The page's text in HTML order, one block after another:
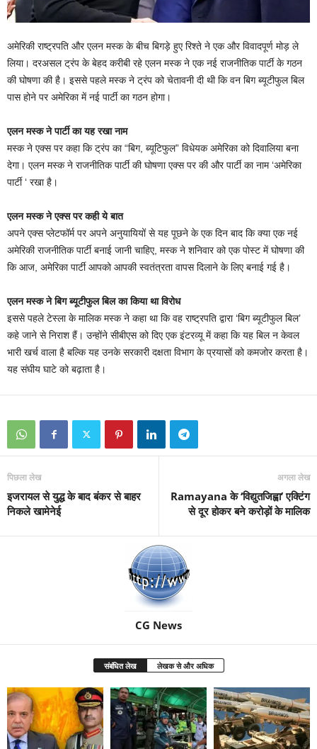
अमेरिकी राष्ट्रपति और एलन मस्क के बीच बिगड़े हुए रिश्ते ने एक और विवादपूर्ण मोड़ ले
लिया। दरअसल ट्रंप के बेहद करीबी रहे एलन मस्क ने एक नई राजनीतिक पार्टी के गठन
की घोषणा की है। इससे पहले मस्क ने ट्रंप को चेतावनी दी थी कि वन बिग ब्यूटीफुल बिल
पास होने पर अमेरिका में नई पार्टी का गठन होगा।
एलन मस्क ने पार्टी का यह रखा नाम
मस्क ने एक्स पर कहा कि ट्रंप का “बिग, ब्यूटिफुल” विधेयक अमेरिका को दिवालिया बना
देगा। एलन मस्क ने राजनीतिक पार्टी की घोषणा एक्स पर की और पार्टी का नाम ‘अमेरिका
पार्टी ‘ रखा है।
एलन मस्क ने एक्स पर कही ये बात
अपने एक्स प्लेटफॉर्म पर अपने अनुयायियों से यह पूछने के एक दिन बाद कि क्या एक नई
अमेरिकी राजनीतिक पार्टी बनाई जानी चाहिए, मस्क ने शनिवार को एक पोस्ट में घोषणा की
कि आज, अमेरिका पार्टी आपको आपकी स्वतंत्रता वापस दिलाने के लिए बनाई गई है।
एलन मस्क ने बिग ब्यूटीफुल बिल का किया था विरोध
इससे पहले टेस्ला के मालिक मस्क ने कहा था कि वह राष्ट्रपति द्वारा ‘बिग ब्यूटीफुल बिल’
कहे जाने से निराश हैं। उन्होंने सीबीएस को दिए एक इंटरव्यू में कहा कि यह बिल न केवल
भारी खर्च वाला है बल्कि यह उनके सरकारी दक्षता विभाग के प्रयासों को कमजोर करता है।
यह संघीय घाटे को बढ़ाता है।
पिछला लेख
इजरायल से युद्ध के बाद बंकर से बाहर
निकले खामेनेई
अगला लेख
Ramayana के ‘विद्युतजिह्वा’ एक्टिंग
से दूर होकर बने करोड़ों के मालिक
CG News
संबंधित लेख लेखक से और अधिक